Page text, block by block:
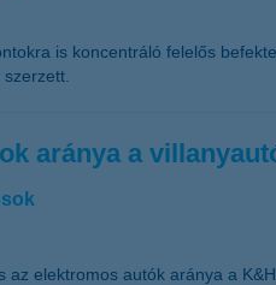
is koncentráló felelős
aránya a
elektromos autók aránya a